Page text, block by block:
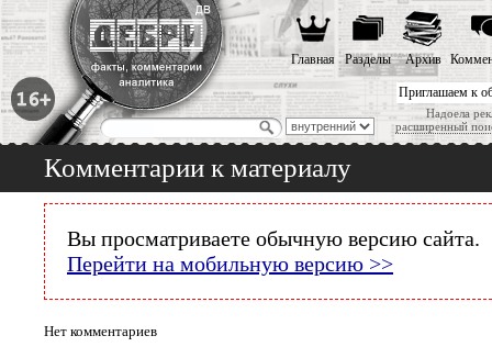
Приглашаем к
Надоела
расширенный
Главная Разделы Архив
Комментарии к материалу
Вы просматриваете обычную версию сайта.
Перейти на мобильную версию >>
Нет комментариев